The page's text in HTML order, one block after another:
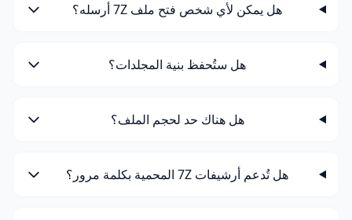
هل يمكن لأي شخص فتح ملف 7Z أرسله؟
هل ستُحفظ بنية المجلدات؟
هل هناك حد لحجم الملف؟
هل تُدعم أرشيفات 7Z المحمية بكلمة مرور؟